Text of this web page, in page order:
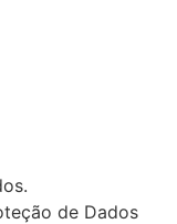
de Dados